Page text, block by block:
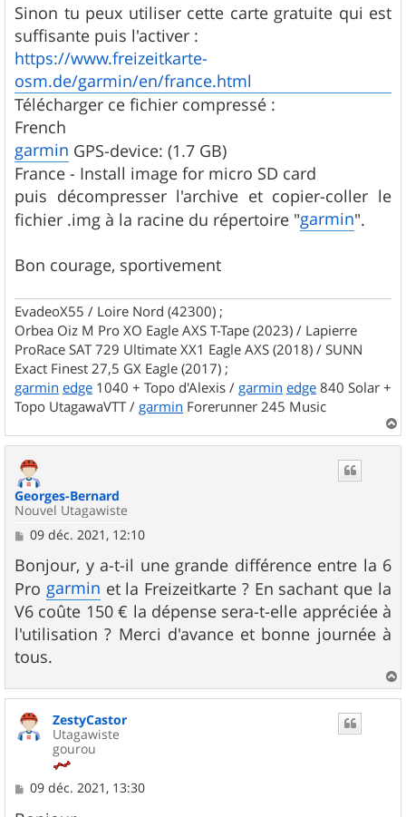
Sinon tu peux utiliser cette carte gratuite qui est
suffisante puis l'activer :
https://www.freizeitkarte-
osm.de/garmin/en/france.html
Télécharger ce fichier compressé :
French
garmin GPS-device: (1.7 GB)
France - Install image for micro SD card
puis décompresser l'archive et copier-coller le
fichier .img à la racine du répertoire "garmin".
Bon courage, sportivement
EvadeoX55 / Loire Nord (42300) ;
Orbea Oiz M Pro XO Eagle AXS T-Tape (2023) / Lapierre
ProRace SAT 729 Ultimate XX1 Eagle AXS (2018) / SUNN
Exact Finest 27,5 GX Eagle (2017) ;
garmin edge 1040 + Topo d'Alexis / garmin edge 840 Solar +
Topo UtagawaVTT / garmin Forerunner 245 Music
a
Georges-Bernard
Nouvel Utagawiste
M
s
s
a
g
e
09 déc. 2021, 12:10
Bonjour, y a-t-il une grande différence entre la 6
Pro garmin et la Freizeitkarte ? En sachant que la
V6 coûte 150 € la dépense sera-t-elle appréciée à
l'utilisation ? Merci d'avance et bonne journée à
tous.
a
ZestyCastor
Utagawiste
gourou
M
09 déc. 2021, 13:30